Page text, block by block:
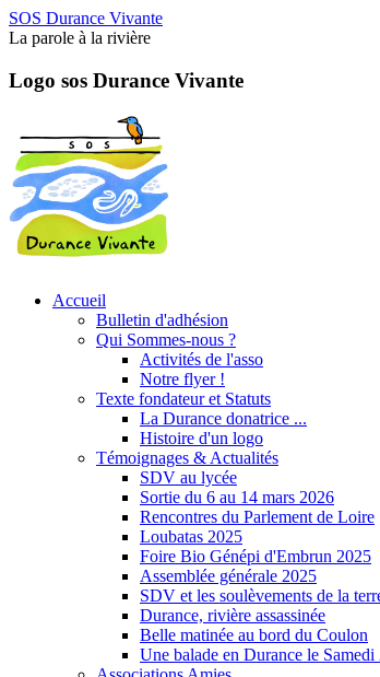
SOS Durance Vivante
La parole à la rivière
Logo sos Durance Vivante
Accueil
Bulletin d'adhésion
Qui Sommes-nous ?
Activités de l'asso
Notre flyer !
Texte fondateur et Statuts
La Durance donatrice ...
Histoire d'un logo
Témoignages & Actualités
SDV au lycée
Sortie du 6 au 14 mars 2026
Rencontres du Parlement de Loire
Loubatas 2025
Foire Bio Génépi d'Embrun 2025
Assemblée générale 2025
SDV et les soulèvements de la
Durance, rivière assassinée
Belle matinée au bord du Coulon
Une balade en Durance le